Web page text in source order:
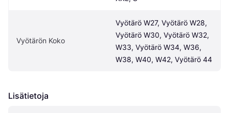
Vyötärön Koko
Vyötärö W27, Vyötärö W28,
Vyötärö W30, Vyötärö W32,
W33, Vyötärö W34, W36,
W38, W40, W42, Vyötärö 44
Lisätietoja